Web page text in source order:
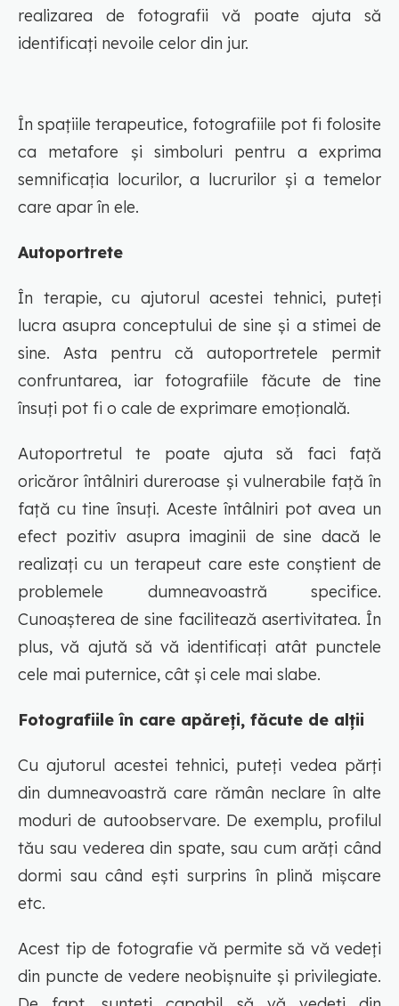
realizarea de fotografii vă poate ajuta să
identificați nevoile celor din jur.
În spațiile terapeutice, fotografiile pot fi folosite
ca metafore și simboluri pentru a exprima
semnificația locurilor, a lucrurilor și a temelor
care apar în ele.
Autoportrete
În terapie, cu ajutorul acestei tehnici, puteți
lucra asupra conceptului de sine și a stimei de
sine. Asta pentru că autoportretele permit
confruntarea, iar fotografiile făcute de tine
însuți pot fi o cale de exprimare emoțională.
Autoportretul te poate ajuta să faci față
oricăror întâlniri dureroase și vulnerabile față în
față cu tine însuți. Aceste întâlniri pot avea un
efect pozitiv asupra imaginii de sine dacă le
realizați cu un terapeut care este conștient de
problemele dumneavoastră specifice.
Cunoașterea de sine facilitează asertivitatea. În
plus, vă ajută să vă identificați atât punctele
cele mai puternice, cât și cele mai slabe.
Fotografiile în care apăreți, făcute de alții
Cu ajutorul acestei tehnici, puteți vedea părți
din dumneavoastră care rămân neclare în alte
moduri de autoobservare. De exemplu, profilul
tău sau vederea din spate, sau cum arăți când
dormi sau când ești surprins în plină mișcare
etc.
Acest tip de fotografie vă permite să vă vedeți
din puncte de vedere neobișnuite și privilegiate.